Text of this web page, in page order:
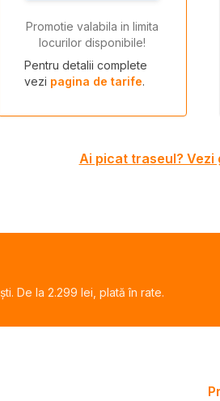
Promotie valabila in limita
locurilor disponibile!
Pentru detalii complete
vezi pagina de tarife.
Ai picat traseul?
De la 2.299 lei, plată în rate.